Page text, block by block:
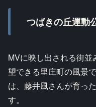
つばきの丘運動
MVに映し出される街
望できる里庄町の風景
は、藤井風さんが育っ
す。